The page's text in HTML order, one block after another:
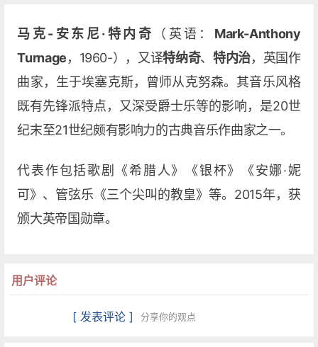
马克-安东尼·特内奇 （英语： Mark-Anthony
Turnage，1960-），又译特纳奇、特内治，英国作
曲家，生于埃塞克斯，曾师从克努森。其音乐风格
既有先锋派特点，又深受爵士乐等的影响，是20世
纪末至21世纪颇有影响力的古典音乐作曲家之一。
代表作包括歌剧《希腊人》《银杯》《安娜·妮
可》、管弦乐《三个尖叫的教皇》等。2015年，获
颁大英帝国勋章。
用户评论
[ 发表评论 ] 分享你的观点